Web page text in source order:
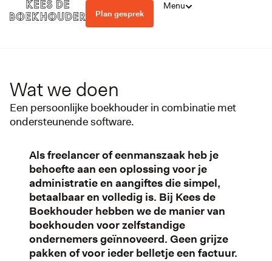
Plan gesprek
Menu
Wat we doen
Een persoonlijke boekhouder in combinatie met
ondersteunende software.
Als freelancer of eenmanszaak heb je
behoefte aan een oplossing voor je
administratie en aangiftes die simpel,
betaalbaar en volledig is. Bij Kees de
Boekhouder hebben we de manier van
boekhouden voor zelfstandige
ondernemers geïnnoveerd. Geen grijze
pakken of voor ieder belletje een factuur.